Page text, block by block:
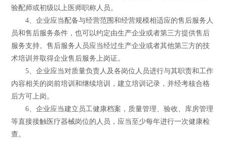
验配师或初级以上医师职称人员。
4、企业应当配备与经营范围和经营规模相适应的售后服务人
员和售后服务条件，也可以约定由生产企业或者第三方提供售后
服务支持。售后服务人员应当经过生产企业或者其他第三方的技
术培训并取得企业售后服务上岗证。
5、企业应当对质量负责人及各岗位人员进行与其职责和工作
内容相关的岗前培训和继续培训，建立培训记录，并经考核合格
后方可上岗。
6、企业应当建立员工健康档案，质量管理、验收、库房管理
等直接接触医疗器械岗位的人员，应当至少每年进行一次健康检
查。